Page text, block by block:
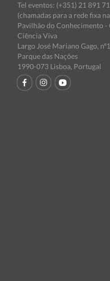
Tel eventos: (+351) 21 891
(chamadas para a rede fixa
Pavilhão do Conhecimento -
Ciência Viva
Largo José Mariano Gago, nº1
Parque das Nações
1990-073 Lisboa, Portugal